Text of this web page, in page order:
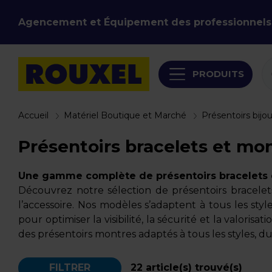
Agencement et Équipement des professionnels
PRODUITS
Accueil Matériel Boutique et Marché Présentoirs
Présentoirs bracelets et
Une gamme complète de présentoirs
Découvrez notre sélection de présentoirs
l’accessoire. Nos modèles s’adaptent à tous les
pour optimiser la visibilité, la sécurité et la
des présentoirs montres adaptés à tous les styles,
FILTRER 22 article(s) trouvé(s)